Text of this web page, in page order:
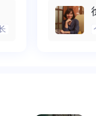
一时心理状态更
的自我定位尚不
一部分
而且当
处理的
询师准